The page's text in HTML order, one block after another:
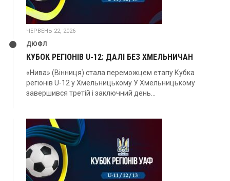
ЧЕРВЕНЬ 22, 2026
ДЮФЛ
КУБОК РЕГІОНІВ U-12: ДАЛІ БЕЗ ХМЕЛЬНИЧАН
«Нива» (Вінниця) стала переможцем етапу Кубка
регіонів U-12 у Хмельницькому У Хмельницькому
завершився третій і заключний день...